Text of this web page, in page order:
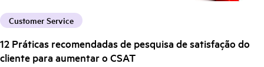
Customer Service
12 Práticas recomendadas de pesquisa de satisfação do
cliente para aumentar o CSAT